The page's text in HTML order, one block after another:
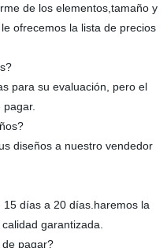
de los elementos,tamaño y
ofrecemos la lista de precios
para su evaluación, pero el
diseños a nuestro vendedor
días a 20 días.haremos la
garantizada.
pagar?